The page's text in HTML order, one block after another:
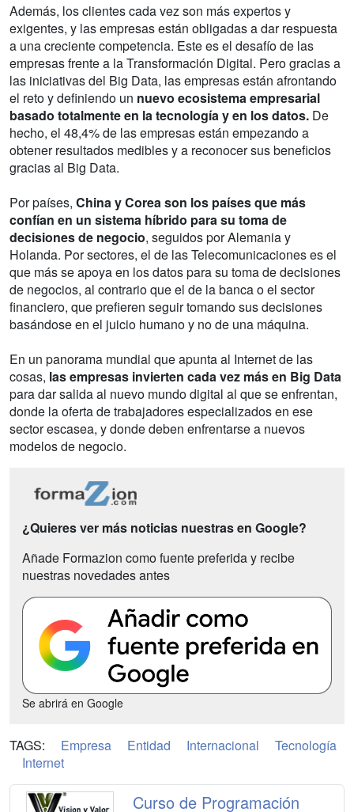
Además, los clientes cada vez son más expertos y
exigentes, y las empresas están obligadas a dar respuesta
a una creciente competencia. Este es el desafío de las
empresas frente a la Transformación Digital. Pero gracias a
las iniciativas del Big Data, las empresas están afrontando
el reto y definiendo un nuevo ecosistema empresarial
basado totalmente en la tecnología y en los datos. De
hecho, el 48,4% de las empresas están empezando a
obtener resultados medibles y a reconocer sus beneficios
gracias al Big Data.
Por países, China y Corea son los países que más
confían en un sistema híbrido para su toma de
decisiones de negocio, seguidos por Alemania y
Holanda. Por sectores, el de las Telecomunicaciones es el
que más se apoya en los datos para su toma de decisiones
de negocios, al contrario que el de la banca o el sector
financiero, que prefieren seguir tomando sus decisiones
basándose en el juicio humano y no de una máquina.
En un panorama mundial que apunta al Internet de las
cosas, las empresas invierten cada vez más en Big Data
para dar salida al nuevo mundo digital al que se enfrentan,
donde la oferta de trabajadores especializados en ese
sector escasea, y donde deben enfrentarse a nuevos
modelos de negocio.
¿Quieres ver más noticias nuestras en Google?
Añade Formazion como fuente preferida y recibe
nuestras novedades antes
Se abrirá en Google
TAGS: Empresa Entidad Internacional
Tecnología
Internet
Curso de Programación